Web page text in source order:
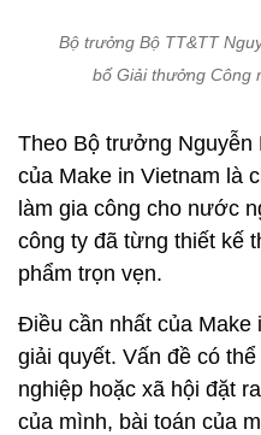
Bộ trưởng Bộ TT&TT
bố Giải thưởng Công
Theo Bộ trưởng Nguyễn
của Make in Vietnam là
làm gia công cho nước
công ty đã từng thiết kế
phẩm trọn vẹn.
Điều cần nhất của Make
giải quyết. Vấn đề có
nghiệp hoặc xã hội đặt
của mình, bài toán của